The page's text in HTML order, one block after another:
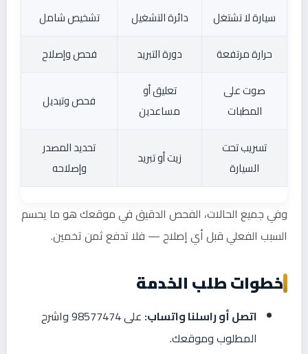
سيارة لا تشتغل
دائرة التشغيل
تشخيص شامل
حرارة مرتفعة
دورة التبريد
فحص وإصلاح
صوت على
المطبات
تعليق أو
مساعدين
فحص وتبديل
تسريب تحت
السيارة
زيت أو تبريد
تحديد المصدر
وإصلاحه
وفي جميع الحالات، الفحص الدقيق في موقعك هو ما يحسم
السبب الفعلي قبل أي إصلاح — فلا تدفع ثمن تخمين.
خطوات طلب الخدمة
اتصل أو راسلنا واتساب:
على 98577474 واشرح
المطلوب وموقعك.